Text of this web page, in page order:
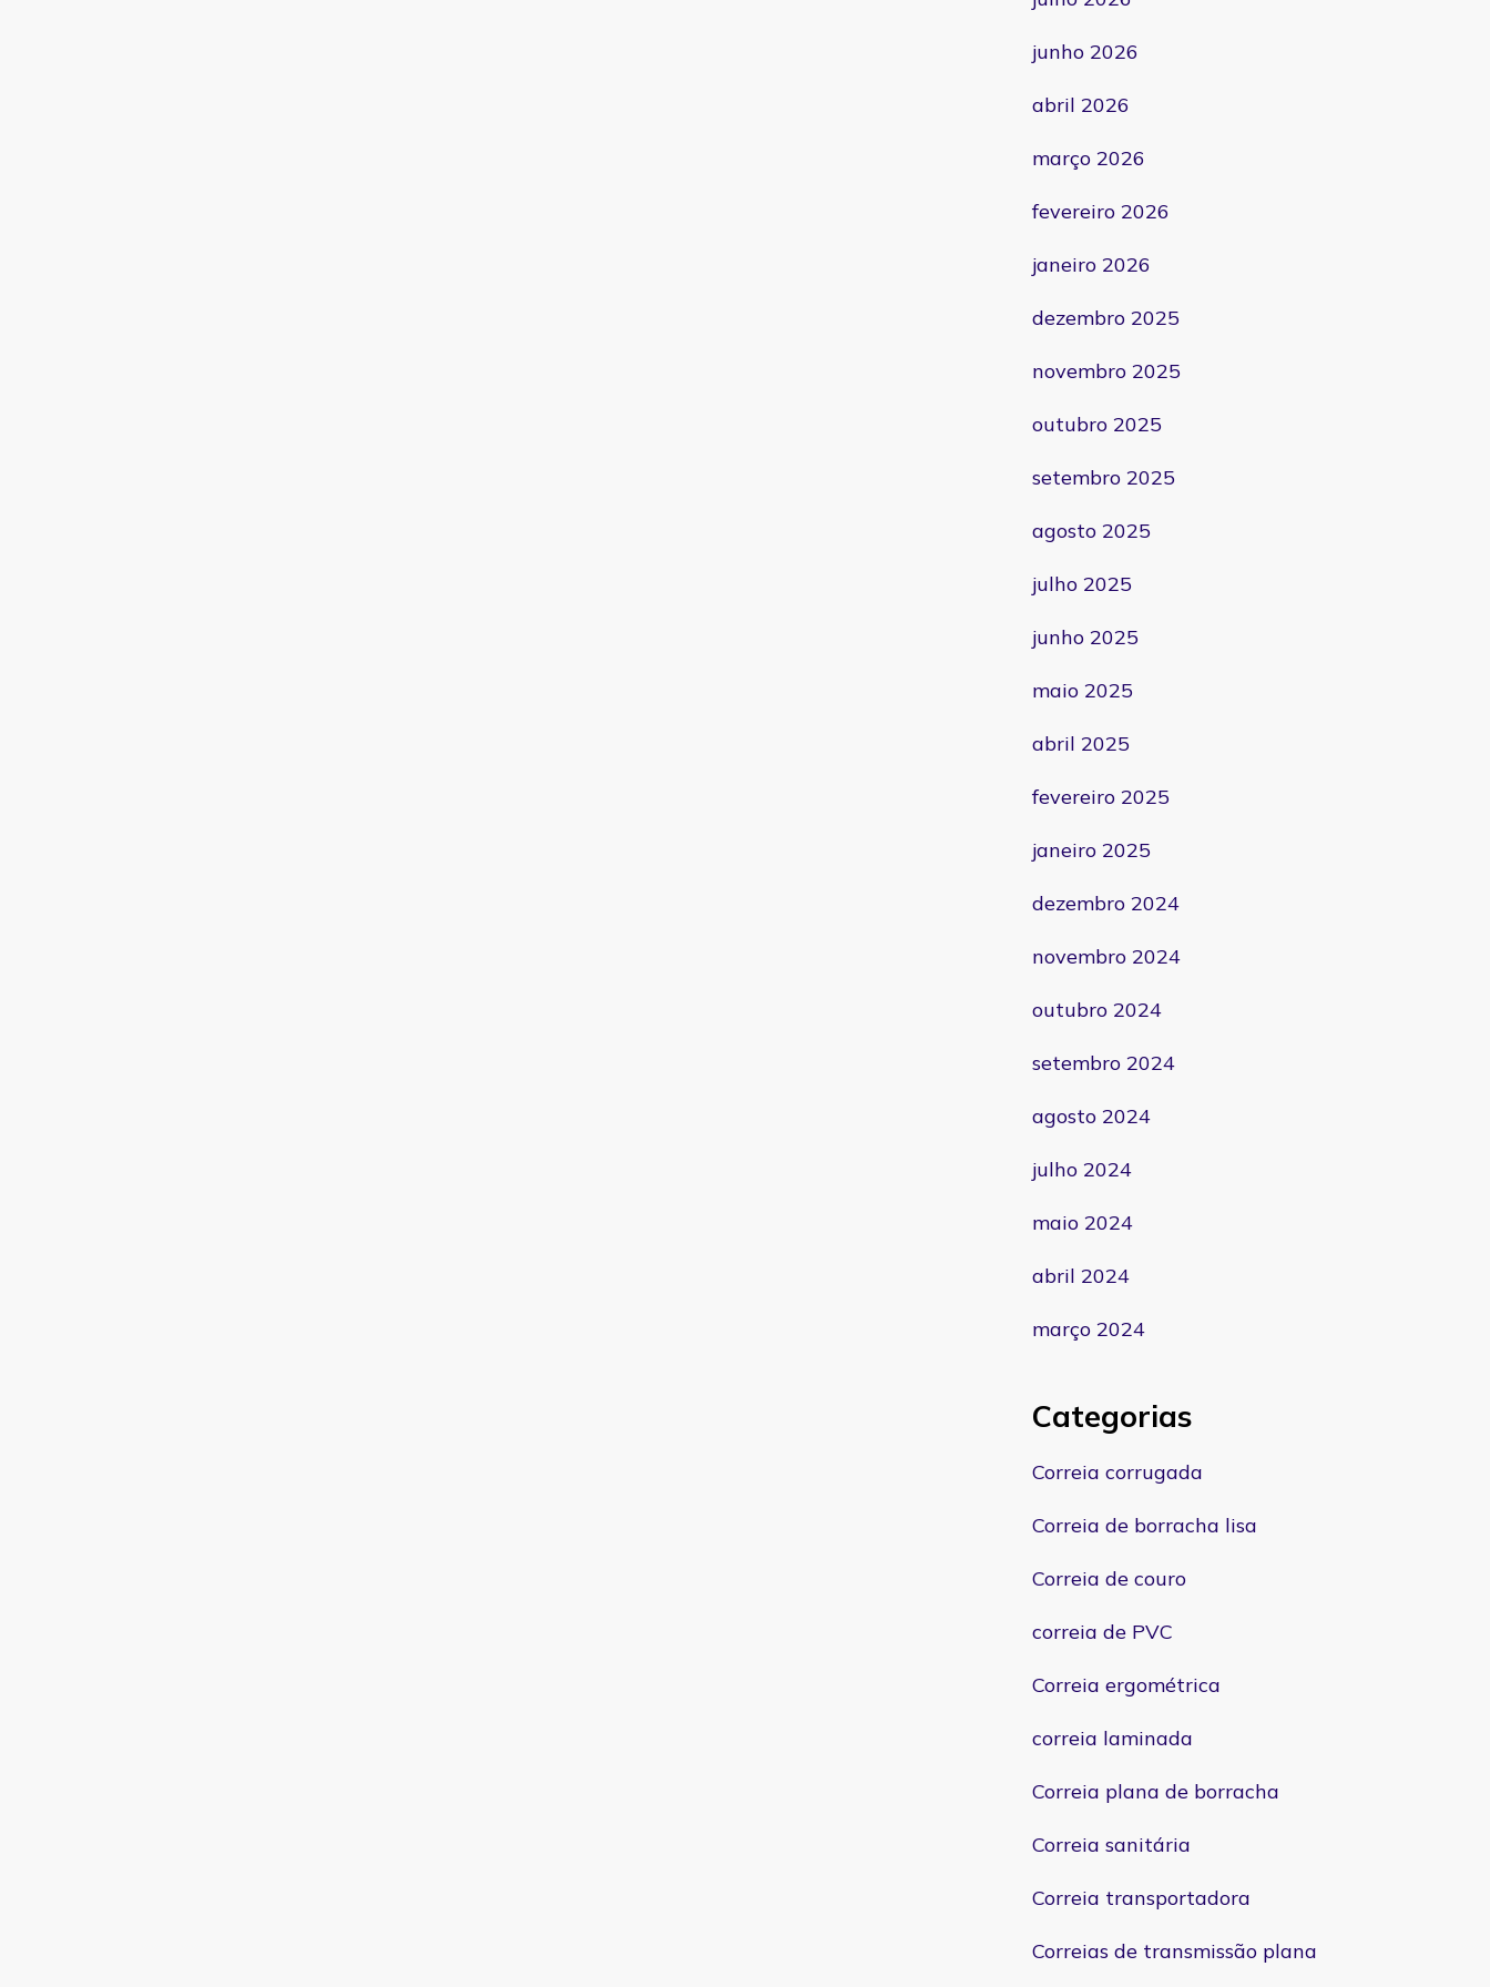
junho 2026
abril 2026
março 2026
fevereiro 2026
janeiro 2026
dezembro 2025
novembro 2025
outubro 2025
setembro 2025
agosto 2025
julho 2025
junho 2025
maio 2025
abril 2025
fevereiro 2025
janeiro 2025
dezembro 2024
novembro 2024
outubro 2024
setembro 2024
agosto 2024
julho 2024
maio 2024
abril 2024
março 2024
Categorias
Correia corrugada
Correia de borracha lisa
Correia de couro
correia de PVC
Correia ergométrica
correia laminada
Correia plana de borracha
Correia sanitária
Correia transportadora
Correias de transmissão plana